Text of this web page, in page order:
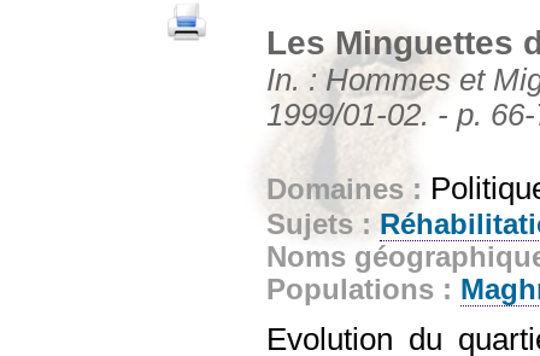
Les Minguettes
In. : Hommes et
1999/01-02. - p.
Domaines :
Sujets :
Noms
Populations :
Evolution du